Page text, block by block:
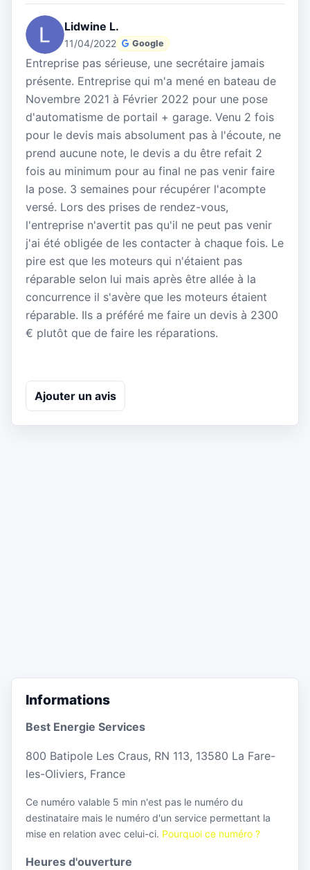
Lidwine L.
11/04/2022 Google
Entreprise pas sérieuse, une secrétaire jamais
présente. Entreprise qui m'a mené en bateau de
Novembre 2021 à Février 2022 pour une pose
d'automatisme de portail + garage. Venu 2 fois
pour le devis mais absolument pas à l'écoute, ne
prend aucune note, le devis a du être refait 2
fois au minimum pour au final ne pas venir faire
la pose. 3 semaines pour récupérer l'acompte
versé. Lors des prises de rendez-vous,
l'entreprise n'avertit pas qu'il ne peut pas venir
j'ai été obligée de les contacter à chaque fois. Le
pire est que les moteurs qui n'étaient pas
réparable selon lui mais après être allée à la
concurrence il s'avère que les moteurs étaient
réparable. Ils a préféré me faire un devis à 2300
€ plutôt que de faire les réparations.
Ajouter un avis
Informations
Best Energie Services
800 Batipole Les Craus, RN 113, 13580 La Fare-
les-Oliviers, France
Ce numéro valable 5 min n'est pas le numéro du
destinataire mais le numéro d'un service permettant la
mise en relation avec celui-ci. Pourquoi ce numéro ?
Heures d'ouverture